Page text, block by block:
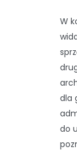
W
dla
do